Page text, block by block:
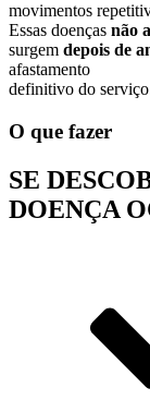
movimentos
Essas doenças não
surgem depois de
afastamento
definitivo do
O que fazer
SE
DOENÇA